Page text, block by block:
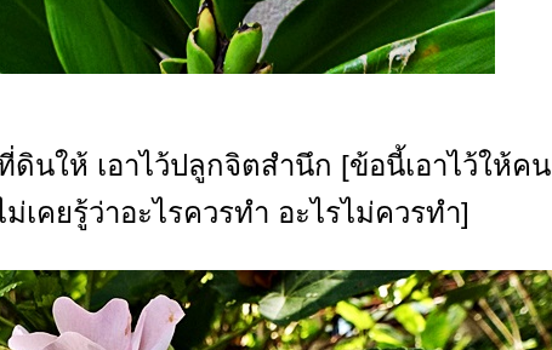
ดินให้ เอาไว้ปลูกจิตสำนึก [ข้อนี้เอาไว้ให้คน
ม่เคยรู้ว่าอะไรควรทำ อะไรไม่ควรทำ]